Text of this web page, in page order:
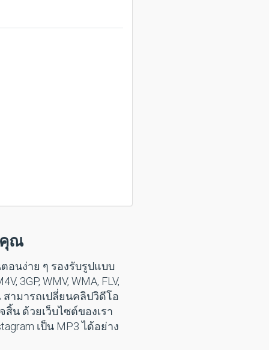
คุณ
อนง่าย ๆ รองรับรูปแบบ
3GP, WMV, WMA, FLV,
สามารถเปลี่ยนคลิปวิดีโอ
น ด้วยเว็บไซต์ของเรา
เป็น MP3 ได้อย่าง